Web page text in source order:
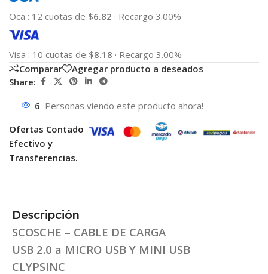
Oca : 12 cuotas de $6.82 · Recargo 3.00%
Visa : 10 cuotas de $8.18 · Recargo 3.00%
Comparar
Agregar producto a deseados
Share:
6 Personas viendo este producto ahora!
Ofertas Contado
Efectivo y
Transferencias.
Descripción
SCOSCHE – CABLE DE CARGA
USB 2.0 a MICRO USB Y MINI USB
CLYPSINC